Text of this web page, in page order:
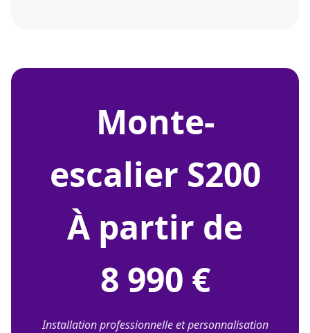
droits
-
Monte-escalier avec capteurs de
sécurité
-
Prix d'un monte-escalier intérieur en
Installer un monte-escalier droit dans l'Aube
Monte-personne dans le Calvados
-
pour personne à mobilité réduite
Monte-escalier avec accoudoirs confortables
Achat d'un fauteuil élévateur monte-escalier
Grenoble